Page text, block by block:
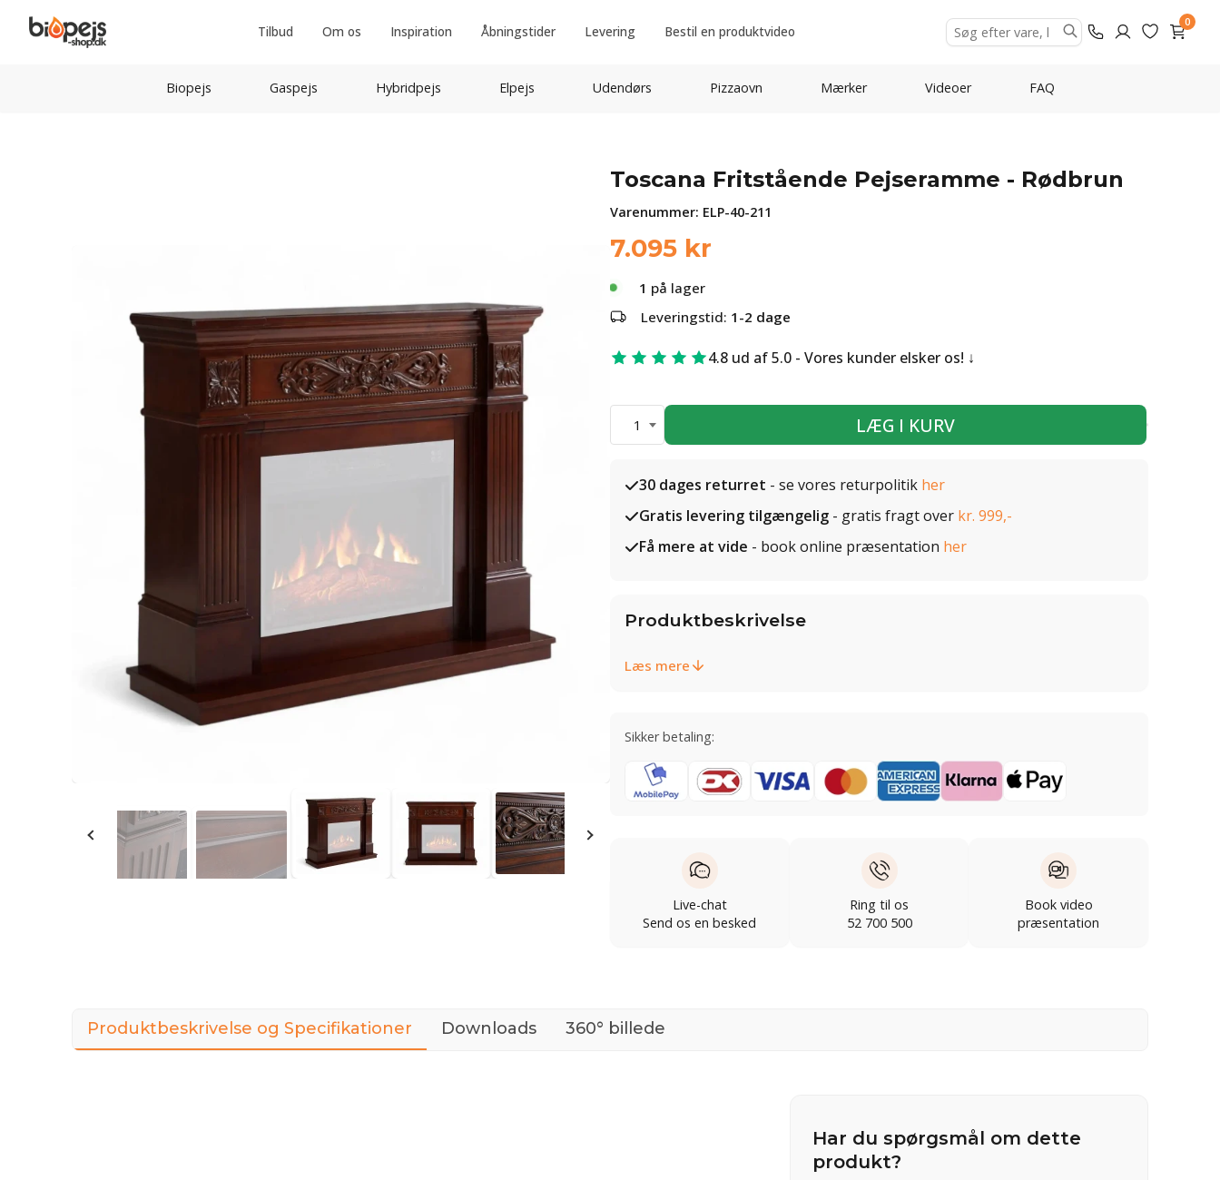
Tilbud Om os Inspiration Åbningstider Levering Bestil en produktvideo
0
Biopejs Gaspejs Hybridpejs Elpejs Udendørs Pizzaovn Mærker Videoer FAQ
Toscana Fritstående Pejseramme - Rødbrun
Varenummer: ELP-40-211
7.095 kr
1 på lager
Leveringstid: 1-2 dage
4.8 ud af 5.0 - Vores kunder elsker os!
1 LÆG I KURV
30 dages returret - se vores returpolitik her
Gratis levering tilgængelig - gratis fragt over kr. 999,-
Få mere at vide - book online præsentation her
Produktbeskrivelse
Læs mere
Sikker betaling:
Live-chat
Send os en besked
Ring til os
52 700 500
Book video
præsentation
Produktbeskrivelse og Specifikationer Downloads 360° billede
Har du spørgsmål om dette
produkt?